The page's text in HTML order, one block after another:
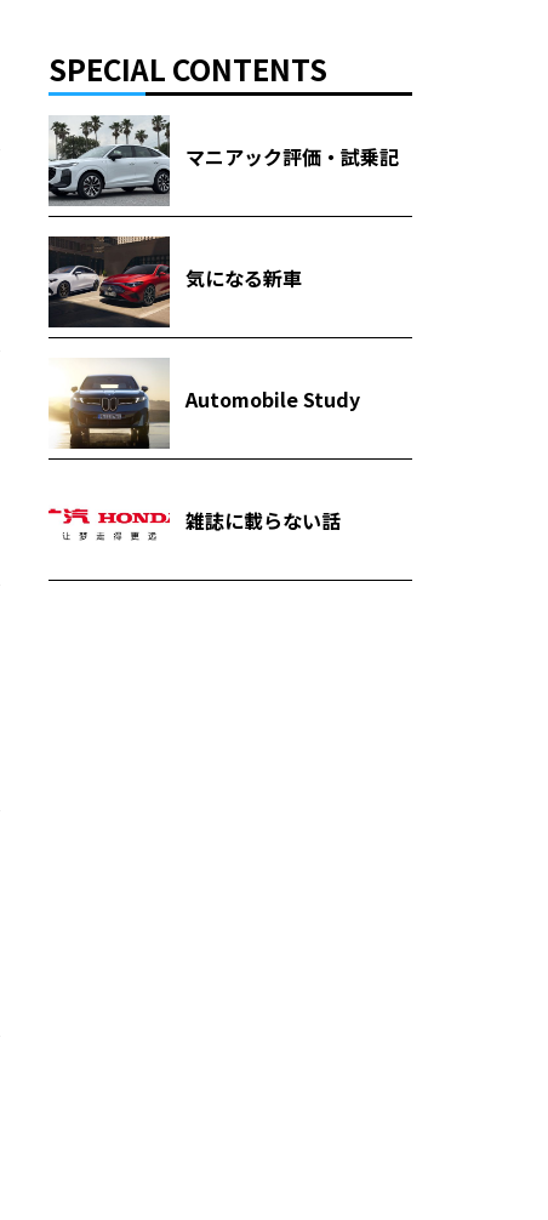
SPECIAL CONTENTS
マニアック評価・試乗記
気になる新車
Automobile Study
雑誌に載らない話